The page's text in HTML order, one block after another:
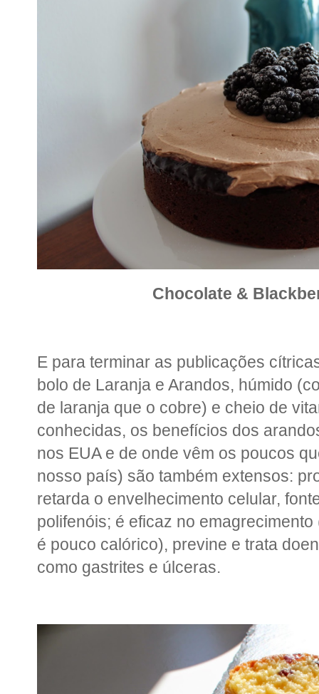
Chocolate &
E para terminar as publicações
bolo de Laranja e Arandos, húmido
de laranja que o cobre) e cheio de
conhecidas, os benefícios dos
nos EUA e de onde vêm os poucos
nosso país) são também extensos:
retarda o envelhecimento celular,
polifenóis; é eficaz no
é pouco calórico), previne e trata
como gastrites e úlceras.